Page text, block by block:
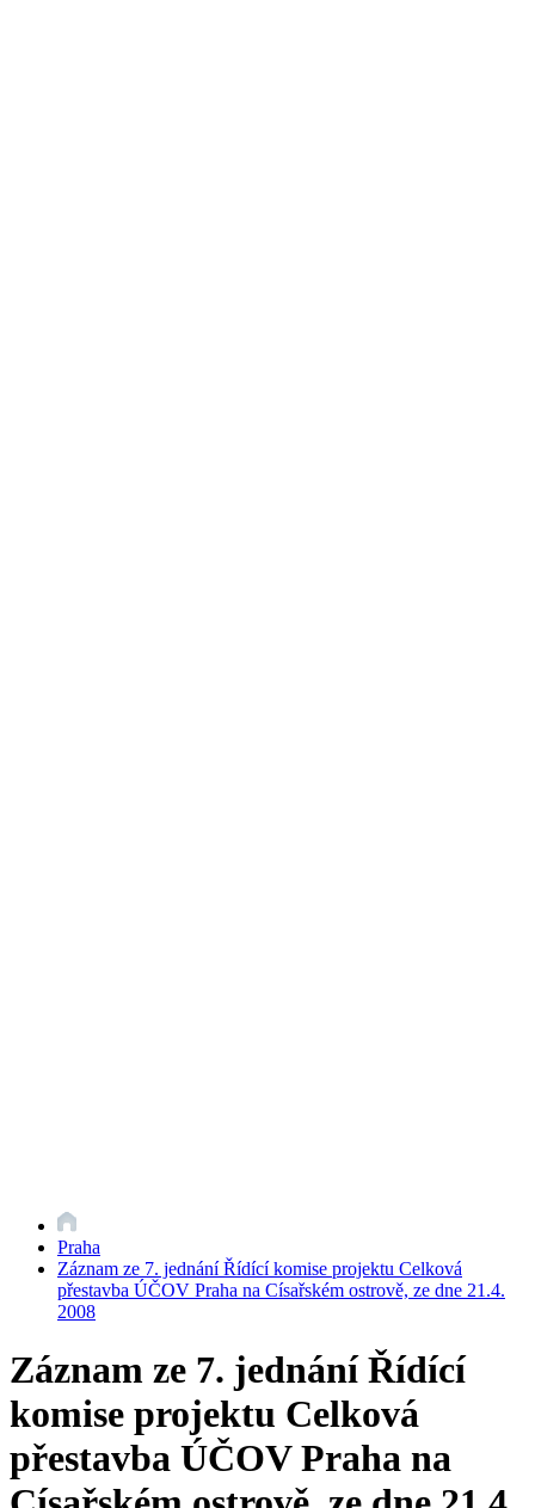
Praha
Záznam ze 7. jednání Řídící komise projektu Celková
přestavba ÚČOV Praha na Císařském ostrově, ze dne 21.4.
2008
Záznam ze 7. jednání Řídící
komise projektu Celková
přestavba ÚČOV Praha na